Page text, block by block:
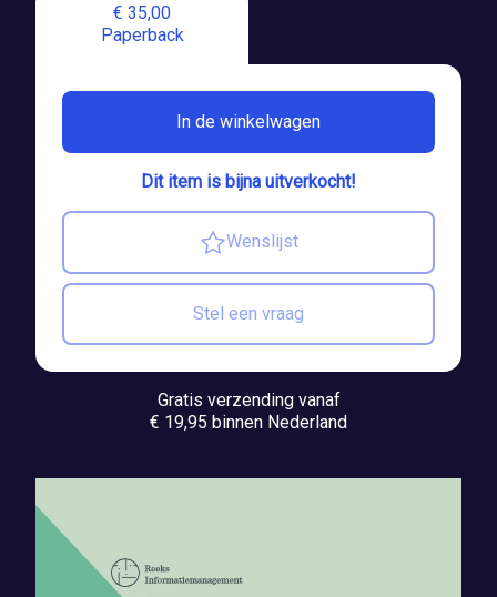
€ 35,00
Paperback
In de winkelwagen
Dit item is bijna uitverkocht!
Wenslijst
Stel een vraag
Gratis verzending vanaf
€ 19,95 binnen Nederland